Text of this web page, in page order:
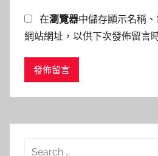
在瀏覽器中儲存顯示名稱
網站網址，以供下次發佈留言
Search